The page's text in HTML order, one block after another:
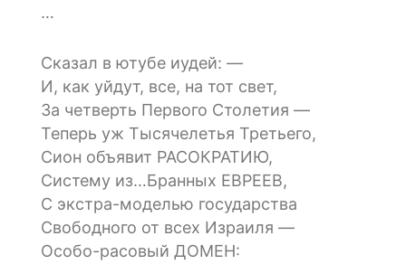
…
Сказал в ютубе иудей: —
И, как уйдут, все, на тот свет,
За четверть Первого Столетия —
Теперь уж Тысячелетья Третьего,
Сион объявит РАСОКРАТИЮ,
Систему из…Бранных ЕВРЕЕВ,
С экстра-моделью государства
Свободного от всех Израиля —
Особо-расовый ДОМЕН: